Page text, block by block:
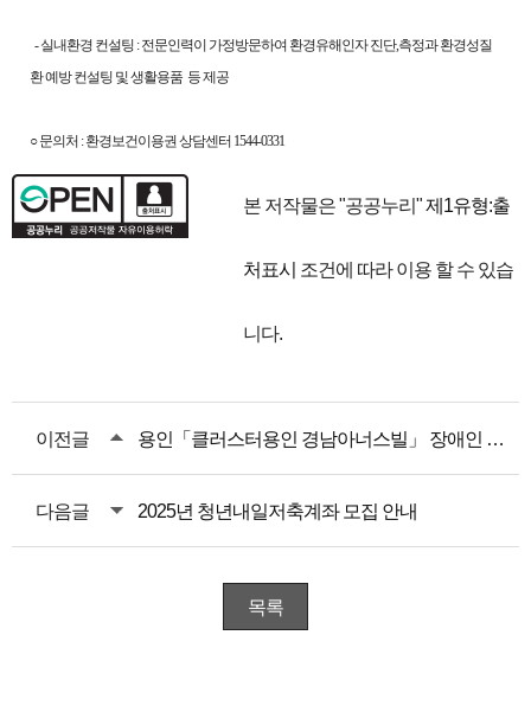
- 실내환경 컨설팅 : 전문인력이 가정방문하여 환경유해인자 진단,측정과 환경성질
환 예방 컨설팅 및 생활용품 등 제공
○ 문의처 : 환경보건이용권 상담센터 1544-0331
본 저작물은 "공공누리"제1유형:출
처표시 조건에 따라 이용 할 수 있습
니다.
이전글 용인「클러스터용인 경남아너스빌」 장애인 특별공급 안내
다음글 2025년 청년내일저축계좌 모집 안내
목록